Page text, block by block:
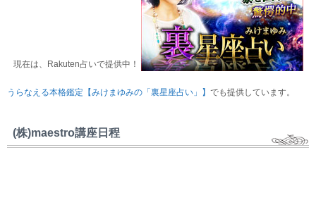
現在は、Rakuten占いで提供中！
うらなえる本格鑑定【みけまゆみの「裏星座占い」】 でも提供しています。
(株)maestro講座日程